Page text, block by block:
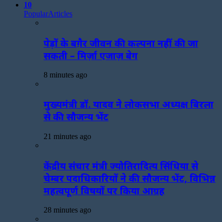
10
PopularArticles
पेड़ों के बग़ैर जीवन की कल्पना नहीं की जा
सकती – मिर्ज़ा एजाज़ बेग
8 minutes ago
मुख्यमंत्री डॉ. यादव ने लोकसभा अध्यक्ष बिरला
से की सौजन्य भेंट
21 minutes ago
केंद्रीय संचार मंत्री ज्योतिरादित्य सिंधिया से
चेम्बर पदाधिकारियों ने की सौजन्य भेंट, विभिन्न
महत्वपूर्ण विषयों पर किया आग्रह
28 minutes ago